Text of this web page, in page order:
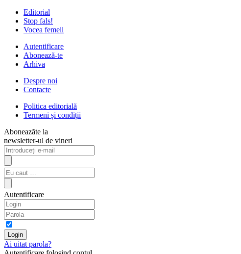
Editorial
Stop fals!
Vocea femeii
Autentificare
Abonează-te
Arhiva
Despre noi
Contacte
Politica editorială
Termeni și condiții
Aboneazăte la
newsletter-ul de vineri
Autentificare
Ai uitat parola?